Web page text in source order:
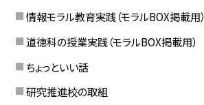
情報モラル教育実践（モラルBOX掲載用）
道徳科の授業実践（モラルBOX掲載用）
ちょっといい話
研究推進校の取組